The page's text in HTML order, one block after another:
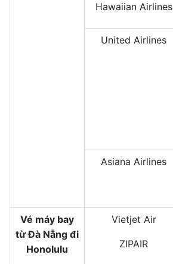
Hawaiian Airlines
United Airlines
Asiana Airlines
Vé máy bay
từ Đà Nẵng đi
Honolulu
Vietjet Air
ZIPAIR